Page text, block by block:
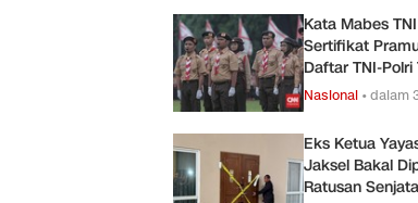
Kata Mabes
Sertifikat
Daftar TNI-Polri
Nasional •dalam
Eks Ketua
Jaksel Bakal
Ratusan Senjata